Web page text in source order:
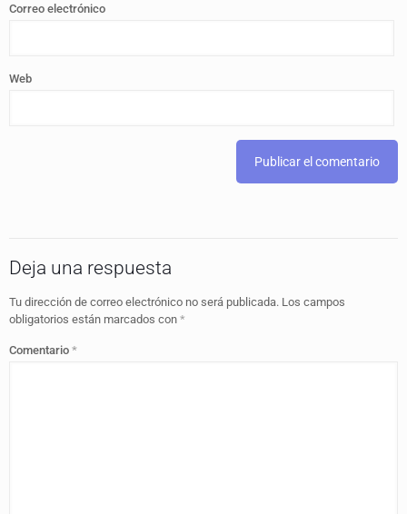
Correo electrónico
Web
Deja una respuesta
Tu dirección de correo electrónico no será publicada. Los campos
obligatorios están marcados con *
Comentario *